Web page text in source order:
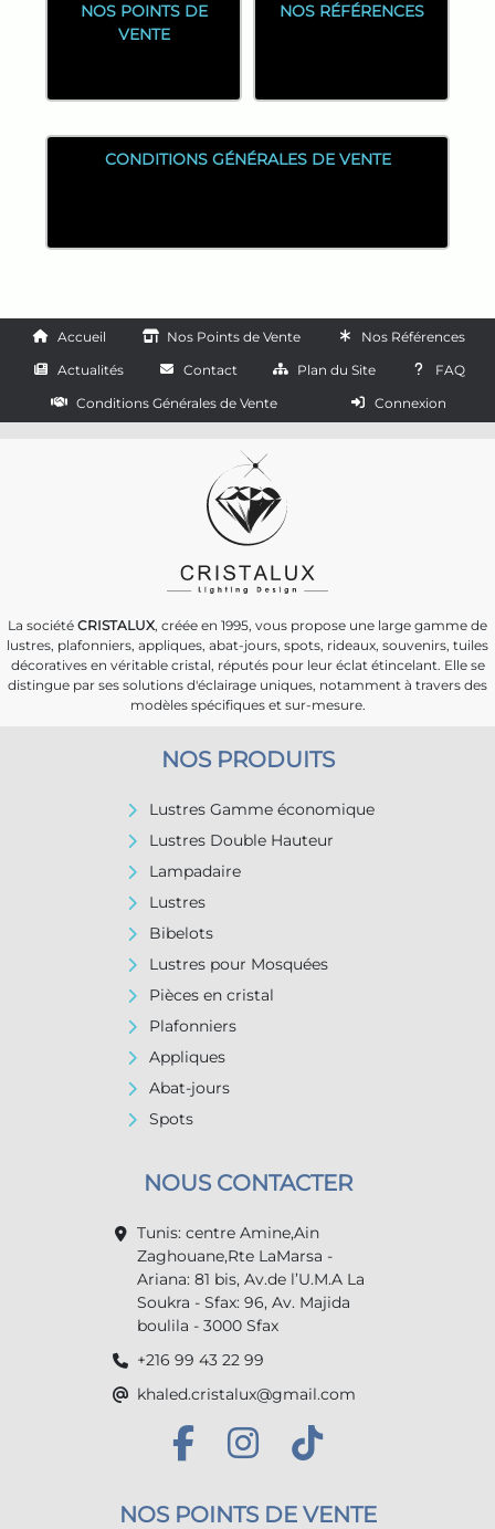
NOS POINTS DE
VENTE
NOS RÉFÉRENCES
CONDITIONS GÉNÉRALES DE VENTE
Accueil Nos Points de Vente
Nos Références
Actualités
Contact Plan du Site
FAQ
Conditions Générales de Vente
Connexion
La société CRISTALUX, créée en 1995, vous propose une large gamme de
lustres, plafonniers, appliques, abat-jours, spots, rideaux, souvenirs, tuiles
décoratives en véritable cristal, réputés pour leur éclat étincelant. Elle se
distingue par ses solutions d'éclairage uniques, notamment à travers des
modèles spécifiques et sur-mesure.
NOS PRODUITS
Lustres Gamme économique
Lustres Double Hauteur
Lampadaire
Lustres
Bibelots
Lustres pour Mosquées
Pièces en cristal
Plafonniers
Appliques
Abat-jours
Spots
NOUS CONTACTER
Tunis: centre Amine,Ain
Zaghouane,Rte LaMarsa -
Ariana: 81 bis, Av.de l’U.M.A La
Soukra - Sfax: 96, Av. Majida
boulila - 3000 Sfax
+216 99 43 22 99
khaled.cristalux@gmail.com
NOS POINTS DE VENTE